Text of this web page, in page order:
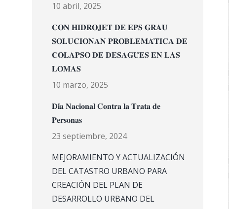
10 abril, 2025
𝐂𝐎𝐍 𝐇𝐈𝐃𝐑𝐎𝐉𝐄𝐓 𝐃𝐄 𝐄𝐏𝐒 𝐆𝐑𝐀𝐔
𝐒𝐎𝐋𝐔𝐂𝐈𝐎𝐍𝐀𝐍 𝐏𝐑𝐎𝐁𝐋𝐄𝐌𝐀́𝐓𝐈𝐂𝐀 𝐃𝐄
𝐂𝐎𝐋𝐀𝐏𝐒𝐎 𝐃𝐄 𝐃𝐄𝐒𝐀𝐆𝐔̈𝐄𝐒 𝐄𝐍 𝐋𝐀𝐒
𝐋𝐎𝐌𝐀𝐒
10 marzo, 2025
𝐃𝐢́𝐚 𝐍𝐚𝐜𝐢𝐨𝐧𝐚𝐥 𝐂𝐨𝐧𝐭𝐫𝐚 𝐥𝐚 𝐓𝐫𝐚𝐭𝐚 𝐝𝐞
𝐏𝐞𝐫𝐬𝐨𝐧𝐚𝐬
23 septiembre, 2024
MEJORAMIENTO Y ACTUALIZACIÓN
DEL CATASTRO URBANO PARA
CREACIÓN DEL PLAN DE
DESARROLLO URBANO DEL